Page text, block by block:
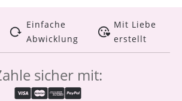
Einfache
Abwicklung
Mit Liebe
erstellt
sicher mit: